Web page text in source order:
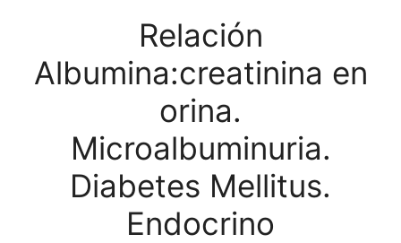
Relación
Albumina:creatinina en
orina.
Microalbuminuria.
Diabetes Mellitus.
Endocrino